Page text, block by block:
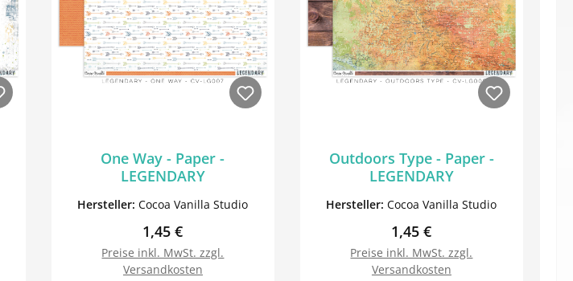
One Way - Paper -
LEGENDARY
Hersteller:Cocoa Vanilla Studio
Regulärer Preis:
1,45 €
Preise inkl. MwSt. zzgl.
Versandkosten
Outdoors Type - Paper -
LEGENDARY
Hersteller:Cocoa Vanilla Studio
Regulärer Preis:
1,45 €
Preise inkl. MwSt. zzgl.
Versandkosten